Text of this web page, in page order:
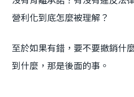
營利化到底怎麼被理解？
至於如果有錯，要不要撤銷什
到什麼，那是後面的事。